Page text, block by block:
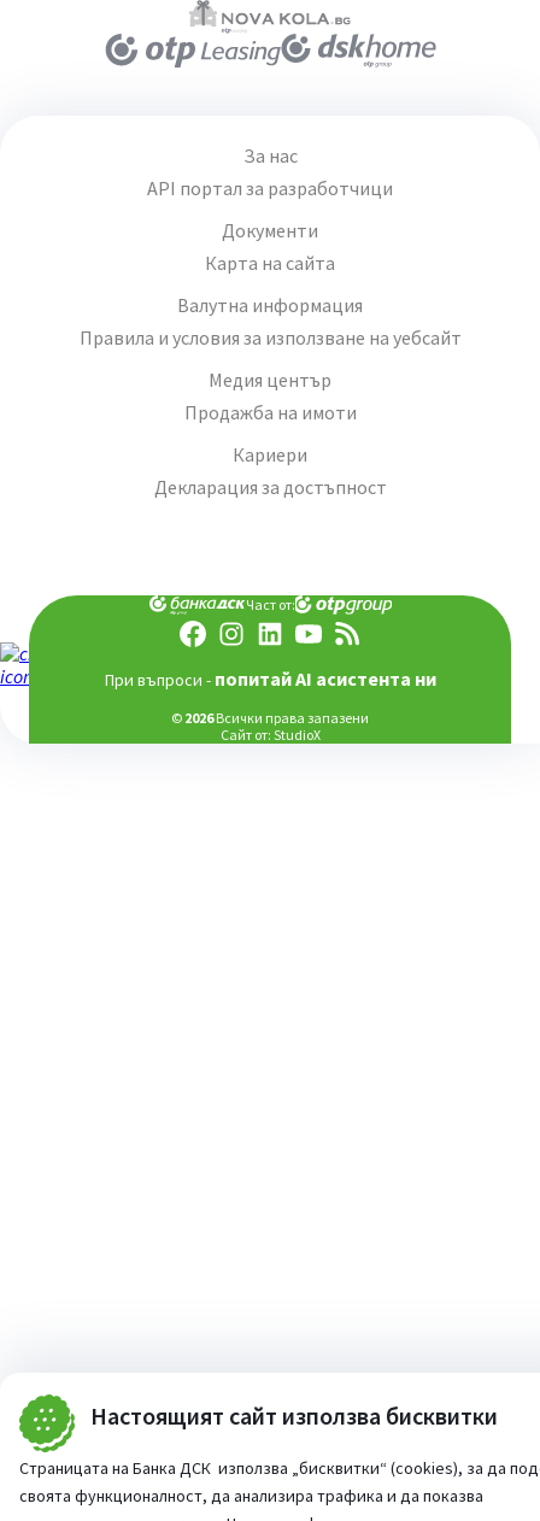
Настоящият сайт използва бисквитки
Страницата на Банка ДСК използва „бисквитки“ (cookies), за да
своята функционалност, да анализира трафика и да показва
За нас
API портал за разработчици
Документи
Карта на сайта
Валутна информация
Правила и условия за използване на уебсайт
Медия център
Продажба на имоти
Кариери
Декларация за достъпност
Част от:
При въпроси - попитай AI асистента ни
© 2026Всички права запазени
Сайт от: StudioX